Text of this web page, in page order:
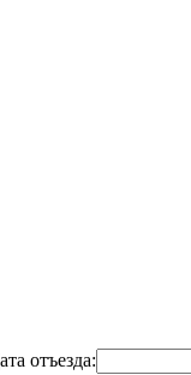
отъезда: